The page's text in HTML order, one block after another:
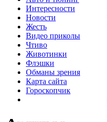
Интересности
Новости
Жесть
Видео приколы
Чтиво
Животинки
Флэшки
Обманы зрения
Карта сайта
Гороскопчик